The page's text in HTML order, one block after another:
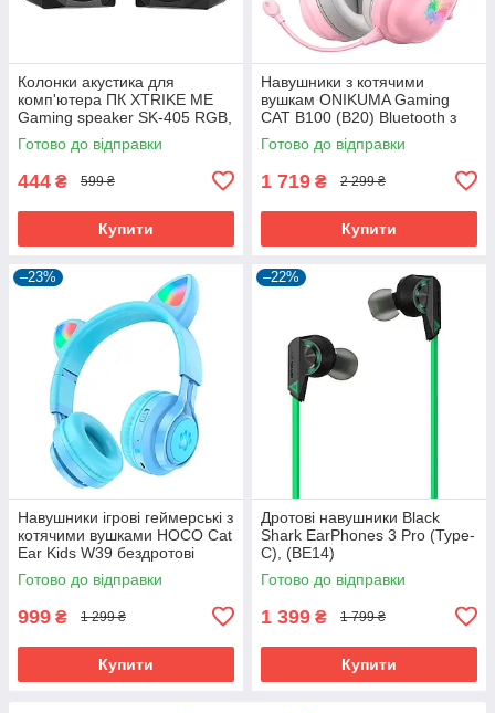
Колонки акустика для
комп'ютера ПК XTRIKE ME
Gaming speaker SK-405 RGB,
3Wx2, 3.5mm+USB
Готово до відправки
444 ₴ 599 ₴
Купити
Навушники з котячими
вушкам ONIKUMA Gaming
CAT B100 (B20) Bluetooth з
LED підсвіткою і мікрофоном
ігрові геймерські Pink
Готово до відправки
1 719 ₴ 2 299 ₴
Купити
–23%
Навушники ігрові геймерські з
котячими вушками HOCO Cat
Ear Kids W39 бездротові
Bluetooth 400mAh з LED
підсвіткою
Готово до відправки
999 ₴ 1 299 ₴
Купити
–22%
Дротові навушники Black
Shark EarPhones 3 Pro (Type-
C), (BE14)
Готово до відправки
1 399 ₴ 1 799 ₴
Купити